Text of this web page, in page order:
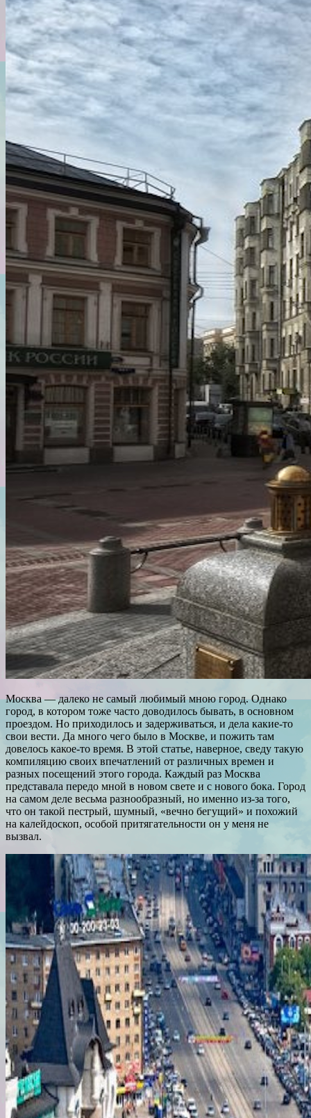
Москва — далеко не самый любимый мною город. Однако
город, в котором тоже часто доводилось бывать, в основном
проездом. Но приходилось и задерживаться, и дела какие-то
свои вести. Да много чего было в Москве, и пожить там
довелось какое-то время. В этой статье, наверное, сведу такую
компиляцию своих впечатлений от различных времен и
разных посещений этого города. Каждый раз Москва
представала передо мной в новом свете и с нового бока. Город
на самом деле весьма разнообразный, но именно из-за того,
что он такой пестрый, шумный, «вечно бегущий» и похожий
на калейдоскоп, особой притягательности он у меня не
вызвал.